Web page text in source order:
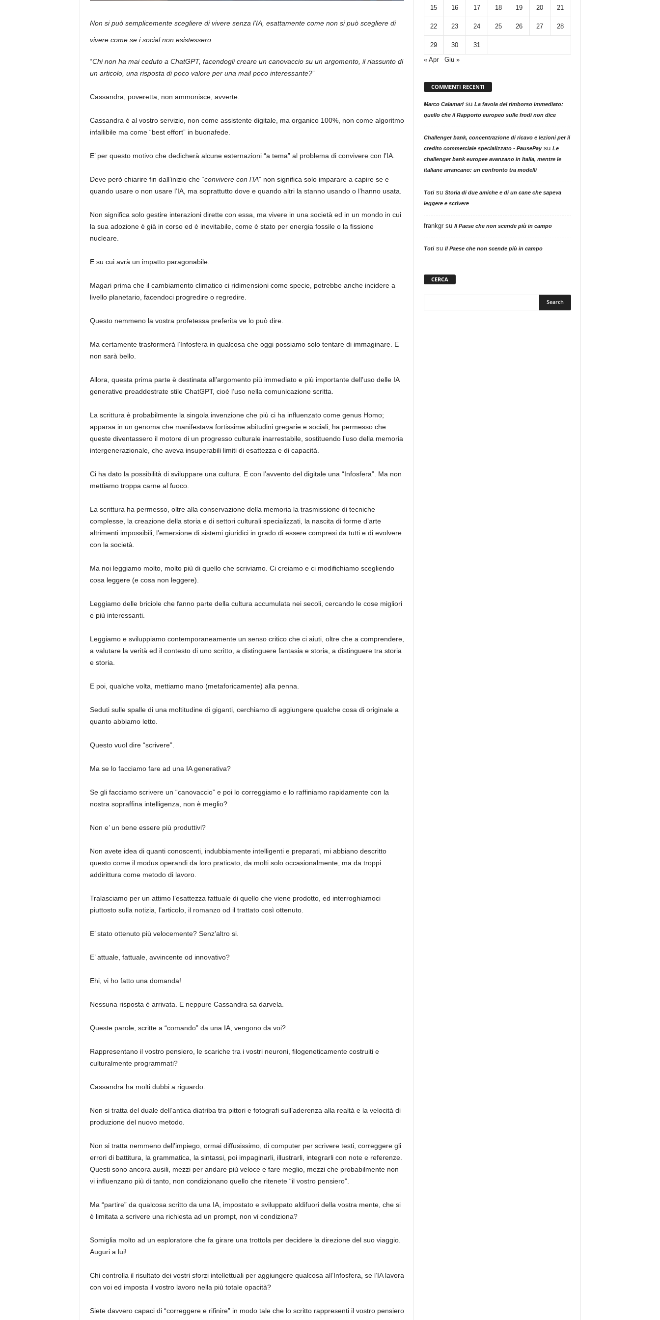
Non si può semplicemente scegliere di vivere senza l’IA, esattamente come non si può scegliere di
vivere come se i social non esistessero.
“Chi non ha mai ceduto a ChatGPT, facendogli creare un canovaccio su un argomento, il riassunto di
un articolo, una risposta di poco valore per una mail poco interessante?”
Cassandra, poveretta, non ammonisce, avverte.
Cassandra è al vostro servizio, non come assistente digitale, ma organico 100%, non come algoritmo
infallibile ma come “best effort” in buonafede.
E’ per questo motivo che dedicherà alcune esternazioni “a tema” al problema di convivere con l’IA.
Deve però chiarire fin dall’inizio che “convivere con l’IA” non significa solo imparare a capire se e
quando usare o non usare l’IA, ma soprattutto dove e quando altri la stanno usando o l’hanno usata.
Non significa solo gestire interazioni dirette con essa, ma vivere in una società ed in un mondo in cui
la sua adozione è già in corso ed è inevitabile, come è stato per energia fossile o la fissione
nucleare.
E su cui avrà un impatto paragonabile.
Magari prima che il cambiamento climatico ci ridimensioni come specie, potrebbe anche incidere a
livello planetario, facendoci progredire o regredire.
Questo nemmeno la vostra profetessa preferita ve lo può dire.
Ma certamente trasformerà l’Infosfera in qualcosa che oggi possiamo solo tentare di immaginare. E
non sarà bello.
Allora, questa prima parte è destinata all’argomento più immediato e più importante dell’uso delle IA
generative preaddestrate stile ChatGPT, cioè l’uso nella comunicazione scritta.
La scrittura è probabilmente la singola invenzione che più ci ha influenzato come genus Homo;
apparsa in un genoma che manifestava fortissime abitudini gregarie e sociali, ha permesso che
queste diventassero il motore di un progresso culturale inarrestabile, sostituendo l’uso della memoria
intergenerazionale, che aveva insuperabili limiti di esattezza e di capacità.
Ci ha dato la possibilità di sviluppare una cultura. E con l’avvento del digitale una “Infosfera”. Ma non
mettiamo troppa carne al fuoco.
La scrittura ha permesso, oltre alla conservazione della memoria la trasmissione di tecniche
complesse, la creazione della storia e di settori culturali specializzati, la nascita di forme d’arte
altrimenti impossibili, l’emersione di sistemi giuridici in grado di essere compresi da tutti e di evolvere
con la società.
Ma noi leggiamo molto, molto più di quello che scriviamo. Ci creiamo e ci modifichiamo scegliendo
cosa leggere (e cosa non leggere).
Leggiamo delle briciole che fanno parte della cultura accumulata nei secoli, cercando le cose migliori
e più interessanti.
Leggiamo e sviluppiamo contemporaneamente un senso critico che ci aiuti, oltre che a comprendere,
a valutare la verità ed il contesto di uno scritto, a distinguere fantasia e storia, a distinguere tra storia
e storia.
E poi, qualche volta, mettiamo mano (metaforicamente) alla penna.
Seduti sulle spalle di una moltitudine di giganti, cerchiamo di aggiungere qualche cosa di originale a
quanto abbiamo letto.
Questo vuol dire “scrivere”.
Ma se lo facciamo fare ad una IA generativa?
Se gli facciamo scrivere un “canovaccio” e poi lo correggiamo e lo raffiniamo rapidamente con la
nostra sopraffina intelligenza, non è meglio?
Non e’ un bene essere più produttivi?
Non avete idea di quanti conoscenti, indubbiamente intelligenti e preparati, mi abbiano descritto
questo come il modus operandi da loro praticato, da molti solo occasionalmente, ma da troppi
addirittura come metodo di lavoro.
Tralasciamo per un attimo l’esattezza fattuale di quello che viene prodotto, ed interroghiamoci
piuttosto sulla notizia, l’articolo, il romanzo od il trattato così ottenuto.
E’ stato ottenuto più velocemente? Senz’altro si.
E’ attuale, fattuale, avvincente od innovativo?
Ehi, vi ho fatto una domanda!
Nessuna risposta è arrivata. E neppure Cassandra sa darvela.
Queste parole, scritte a “comando” da una IA, vengono da voi?
Rappresentano il vostro pensiero, le scariche tra i vostri neuroni, filogeneticamente costruiti e
culturalmente programmati?
Cassandra ha molti dubbi a riguardo.
Non si tratta del duale dell’antica diatriba tra pittori e fotografi sull’aderenza alla realtà e la velocità di
produzione del nuovo metodo.
Non si tratta nemmeno dell’impiego, ormai diffusissimo, di computer per scrivere testi, correggere gli
errori di battitura, la grammatica, la sintassi, poi impaginarli, illustrarli, integrarli con note e referenze.
Questi sono ancora ausili, mezzi per andare più veloce e fare meglio, mezzi che probabilmente non
vi influenzano più di tanto, non condizionano quello che ritenete “il vostro pensiero”.
Ma “partire” da qualcosa scritto da una IA, impostato e sviluppato aldifuori della vostra mente, che si
è limitata a scrivere una richiesta ad un prompt, non vi condiziona?
Somiglia molto ad un esploratore che fa girare una trottola per decidere la direzione del suo viaggio.
Auguri a lui!
Chi controlla il risultato dei vostri sforzi intellettuali per aggiungere qualcosa all’Infosfera, se l’IA lavora
con voi ed imposta il vostro lavoro nella più totale opacità?
Siete davvero capaci di “correggere e rifinire” in modo tale che lo scritto rappresenti il vostro pensiero
15 16 17 18 19 20 21
22 23 24 25 26 27 28
29 30
31
« Apr
Giu »
COMMENTI RECENTI
Marco Calamarisu La favola del rimborso immediato:
quello che il Rapporto europeo sulle frodi non dice
Challenger bank, concentrazione di ricavo e lezioni per il
credito commerciale specializzato - PausePaysu Le
challenger bank europee avanzano in Italia, mentre le
italiane arrancano: un confronto tra modelli
Totisu Storia di due amiche e di un cane che sapeva
leggere e scrivere
frankgrsu Il Paese che non scende più in campo
Totisu Il Paese che non scende più in campo
CERCA